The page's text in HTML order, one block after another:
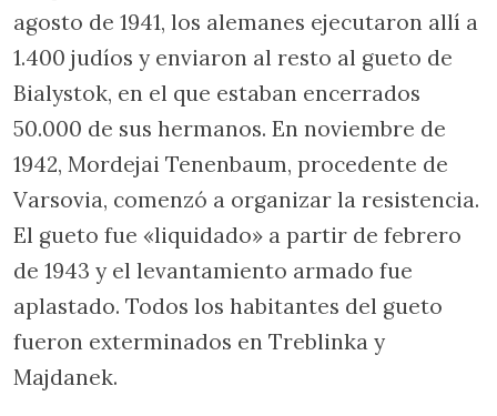
agosto de 1941, los alemanes ejecutaron allí a
1.400 judíos y enviaron al resto al gueto de
Bialystok, en el que estaban encerrados
50.000 de sus hermanos. En noviembre de
1942, Mordejai Tenenbaum, procedente de
Varsovia, comenzó a organizar la resistencia.
El gueto fue «liquidado» a partir de febrero
de 1943 y el levantamiento armado fue
aplastado. Todos los habitantes del gueto
fueron exterminados en Treblinka y
Majdanek.